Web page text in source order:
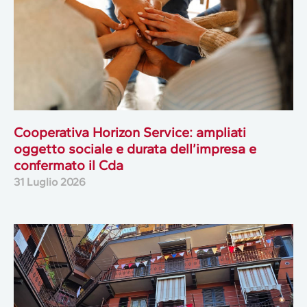
Cooperativa Horizon Service: ampliati
oggetto sociale e durata dell’impresa e
confermato il Cda
31 Luglio 2026